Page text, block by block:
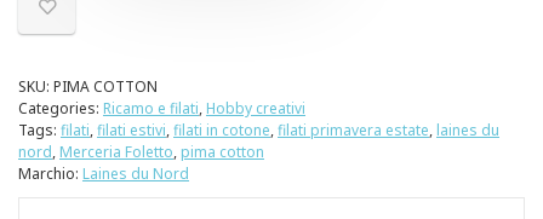
SKU: PIMA COTTON
Categories: Ricamo e filati, Hobby creativi
Tags: filati,filati estivi,filati in cotone,filati primavera estate, laines du
nord, Merceria Foletto, pima cotton
Marchio: Laines du Nord